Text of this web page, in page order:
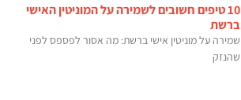
10 טיפים חשובים לשמירה על המוניטין האישי
ברשת
שמירה על מוניטין אישי ברשת: מה אסור לפספס לפני
שהנזק